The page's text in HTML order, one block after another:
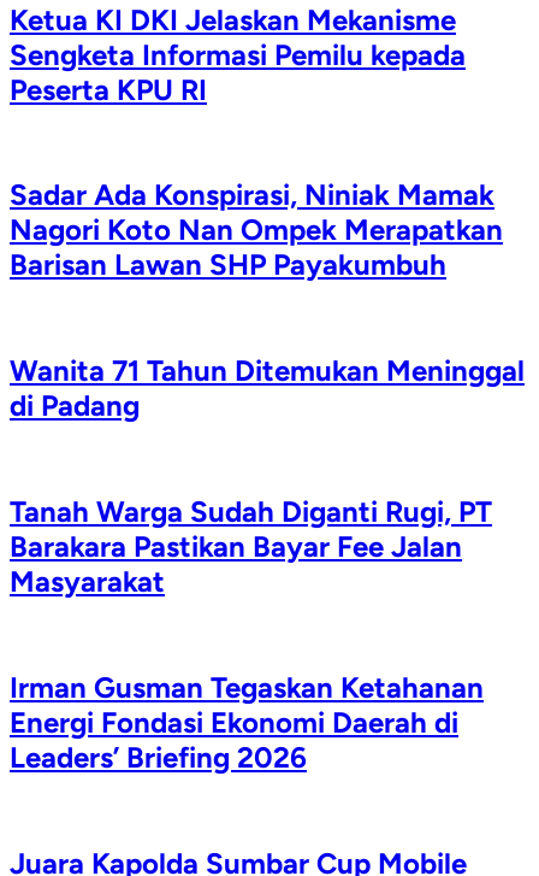
Ketua KI DKI Jelaskan Mekanisme
Sengketa Informasi Pemilu kepada
Peserta KPU RI
Sadar Ada Konspirasi, Niniak Mamak
Nagori Koto Nan Ompek Merapatkan
Barisan Lawan SHP Payakumbuh
Wanita 71 Tahun Ditemukan Meninggal
di Padang
Tanah Warga Sudah Diganti Rugi, PT
Barakara Pastikan Bayar Fee Jalan
Masyarakat
Irman Gusman Tegaskan Ketahanan
Energi Fondasi Ekonomi Daerah di
Leaders’ Briefing 2026
Juara Kapolda Sumbar Cup Mobile